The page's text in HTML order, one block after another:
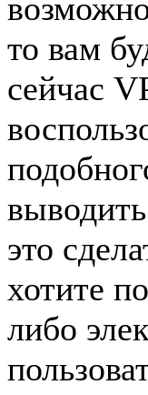
то вам
сейчас
это
хотите
либо